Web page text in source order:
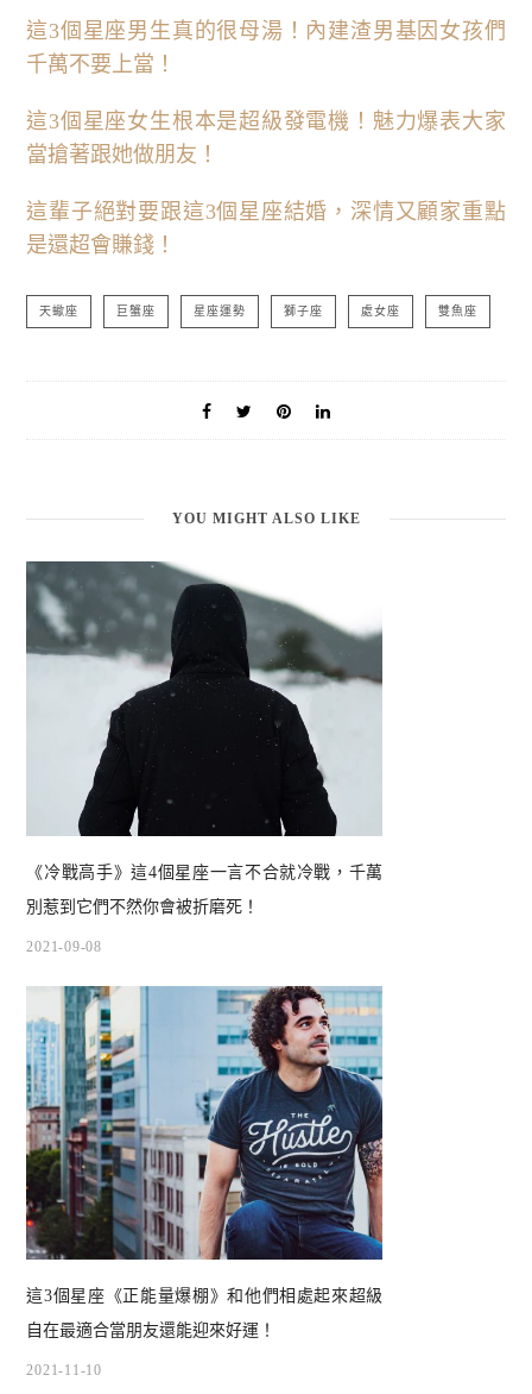
這3個星座男生真的很母湯！內建渣男基因女孩們
千萬不要上當！
這3個星座女生根本是超級發電機！魅力爆表大家
當搶著跟她做朋友！
這輩子絕對要跟這3個星座結婚，深情又顧家重點
是還超會賺錢！
天蠍座 巨蟹座 星座運勢 獅子座 處女座 雙魚座
YOU MIGHT ALSO LIKE
《冷戰高手》這4個星座一言不合就冷戰，千萬
別惹到它們不然你會被折磨死！
2021-09-08
這3個星座《正能量爆棚》和他們相處起來超級
自在最適合當朋友還能迎來好運！
2021-11-10